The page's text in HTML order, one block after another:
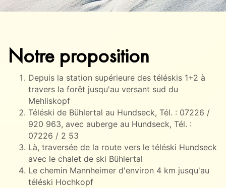
Notre proposition
Depuis la station supérieure des téléskis 1+2 à
travers la forêt jusqu'au versant sud du
Mehliskopf
Téléski de Bühlertal au Hundseck, Tél. : 07226 /
920 963, avec auberge au Hundseck, Tél. :
07226 / 2 53
Là, traversée de la route vers le téléski Hundseck
avec le chalet de ski Bühlertal
Le chemin Mannheimer d'environ 4 km jusqu'au
téléski Hochkopf